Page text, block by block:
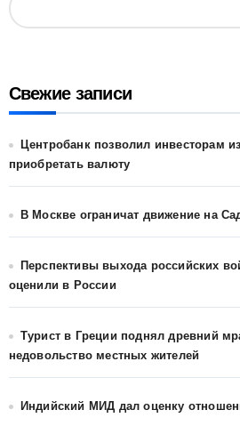
Свежие записи
Центробанк позволил инвесторам
приобретать валюту
В Москве ограничат движение на
Перспективы выхода российских
оценили в России
Турист в Греции поднял древний
недовольство местных жителей
Индийский МИД дал оценку